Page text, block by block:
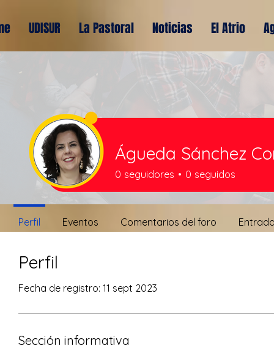
UDISUR La Pastoral Noticias El Atrio
Perfil
Fecha de registro: 11 sept 2023
Sección informativa
Águeda Sánchez
0 seguidores 0 seguidos
Perfil Eventos Comentarios del foro